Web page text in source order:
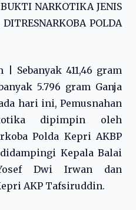
NARKOTIKA JENIS
POLDA
Sebanyak 411,46 gram
5.796 gram Ganja
hari ini, Pemusnahan
dipimpin oleh
Polda Kepri AKBP
didampingi Kepala Balai
Dwi Irwan dan
AKP Tafsiruddin.